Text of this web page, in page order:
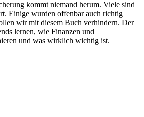
kommt niemand herum. Viele sind
Einige wurden offenbar auch richtig
wir mit diesem Buch verhindern. Der
lernen, wie Finanzen und
und was wirklich wichtig ist.